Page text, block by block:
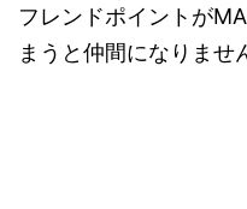
フレンドポイントが
まうと仲間になりませ